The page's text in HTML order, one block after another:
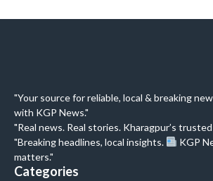
"Your source for reliable, local & breaking
with KGP News."
"Real news. Real stories. Kharagpur’s
"Breaking headlines, local insights.
KGP
matters."
Categories